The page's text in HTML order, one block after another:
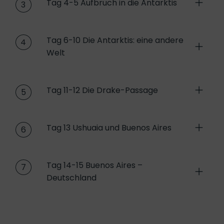
3 Tag 4-5 Aufbruch in die Antarktis
4
Tag 6-10 Die Antarktis: eine andere
Welt
5 Tag 11-12 Die Drake-Passage
6 Tag 13 Ushuaia und Buenos Aires
7
Tag 14-15 Buenos Aires –
Deutschland